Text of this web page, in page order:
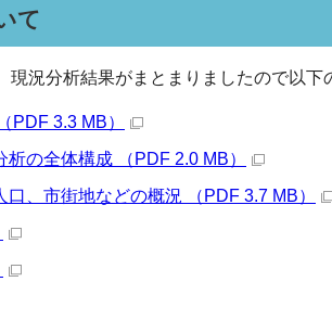
て
況分析結果がまとまりましたので以下
PDF 3.3 MB）
の全体構成 （PDF 2.0 MB）
、市街地などの概況 （PDF 3.7 MB）